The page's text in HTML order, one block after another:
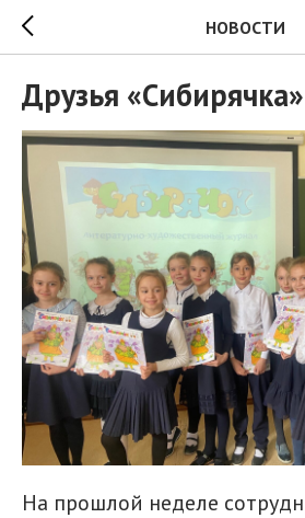
НОВОСТИ
Друзья «Сибирячка»
На прошлой неделе